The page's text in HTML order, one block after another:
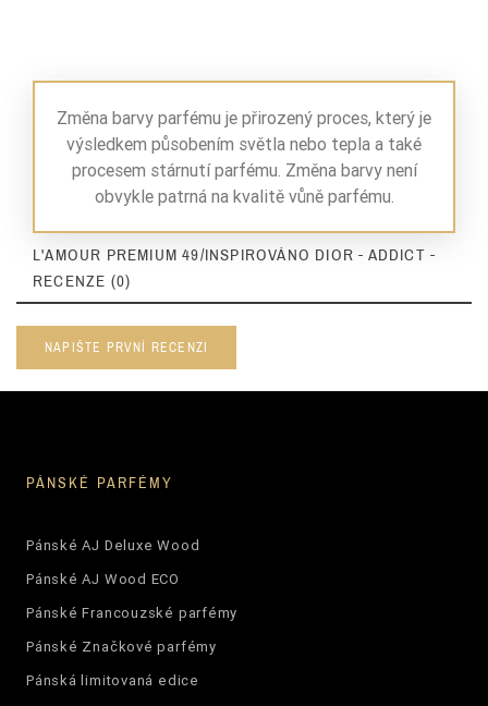
Změna barvy parfému je přirozený proces, který je
výsledkem působením světla nebo tepla a také
procesem stárnutí parfému. Změna barvy není
obvykle patrná na kvalitě vůně parfému.
L'AMOUR PREMIUM 49/INSPIROVÁNO DIOR - ADDICT -
RECENZE (0)
NAPIŠTE PRVNÍ RECENZI
PÁNSKÉ PARFÉMY
Pánské AJ Deluxe Wood
Pánské AJ Wood ECO
Pánské Francouzské parfémy
Pánské Značkové parfémy
Pánská limitovaná edice